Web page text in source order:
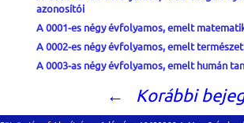
azonosítói
A 0001-es négy évfolyamos, emelt
A 0002-es négy évfolyamos, emelt
A 0003-as négy évfolyamos, emelt humán
Bejegyzések
navigációja
← Korábbi